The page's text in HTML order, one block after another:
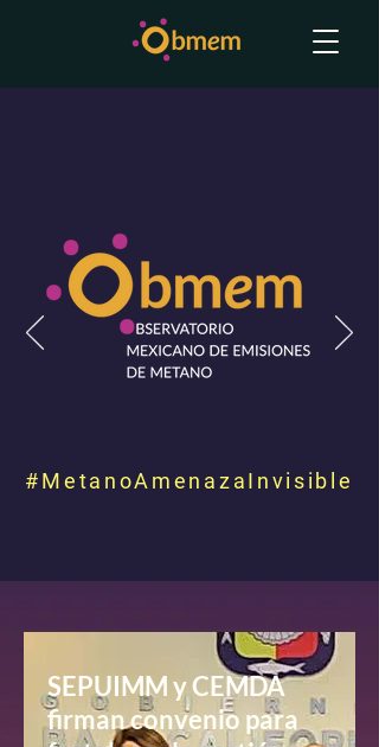
#MetanoAmenazaInvisible
SEPUIMM y CEMDA
firman convenio para